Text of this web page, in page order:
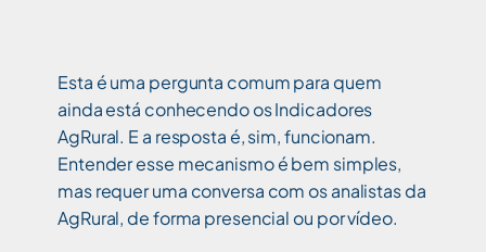
Esta é uma pergunta comum para quem
ainda está conhecendo os Indicadores
AgRural. E a resposta é, sim, funcionam.
Entender esse mecanismo é bem simples,
mas requer uma conversa com os analistas da
AgRural, de forma presencial ou por vídeo.